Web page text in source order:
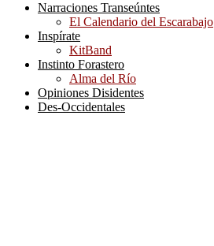
Narraciones Transeúntes
El Calendario del Escarabajo
Inspírate
KitBand
Instinto Forastero
Alma del Río
Opiniones Disidentes
Des-Occidentales